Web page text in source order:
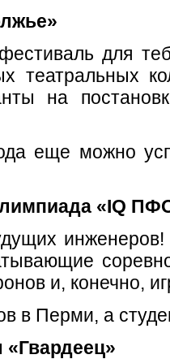
для
театральных
на
еще можно
«IQ
и, конечно,
в Перми, а